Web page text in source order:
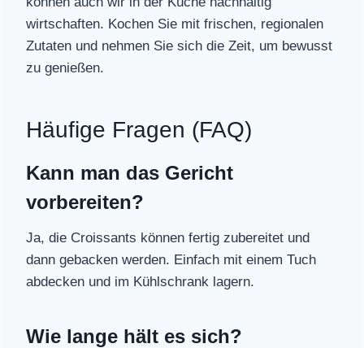
wirtschaften. Kochen Sie mit frischen, regionalen
Zutaten und nehmen Sie sich die Zeit, um bewusst
zu genießen.
Häufige Fragen (FAQ)
Kann man das Gericht
vorbereiten?
Ja, die Croissants können fertig zubereitet und
dann gebacken werden. Einfach mit einem Tuch
abdecken und im Kühlschrank lagern.
Wie lange hält es sich?